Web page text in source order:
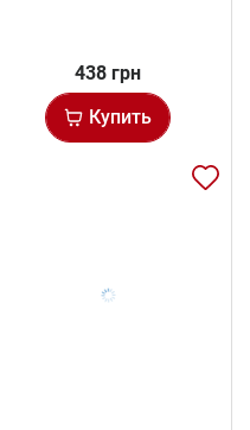
438 грн
Купить